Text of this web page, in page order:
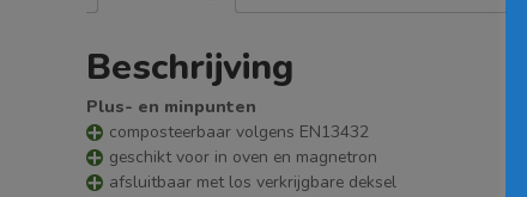
Beschrijving
Plus- en minpunten
composteerbaar volgens EN13432
geschikt voor in oven en magnetron
afsluitbaar met los verkrijgbare deksel